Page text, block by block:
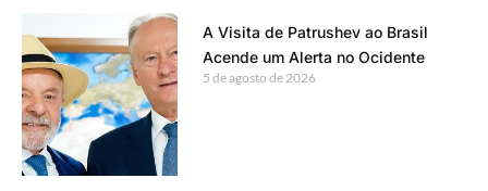
A Visita de Patrushev ao Brasil
Acende um Alerta no Ocidente
5 de agosto de 2026